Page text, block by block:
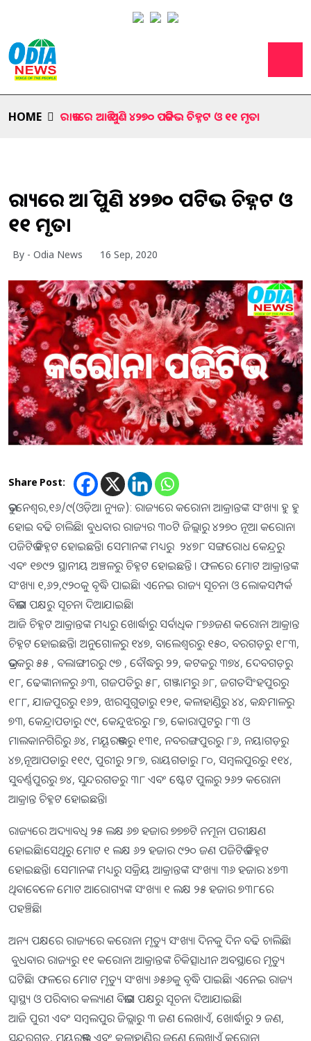
HOME ରାଜ୍ୟରେ ଆଜି ପୁଣି ୪୨୭୦ ପଜିଟିଭ ଚିହ୍ନଟ ଓ ୧୧ ମୃତ।
ରାଜ୍ୟରେ ଆଜି ପୁଣି ୪୨୭୦ ପଜିଟିଭ ଚିହ୍ନଟ ଓ
୧୧ ମୃତ।
By - Odia News 16 Sep, 2020
Share Post:
ଭୁବନେଶ୍ବର,୧୬/୯(ଓଡ଼ିଆ ନ୍ୟୁଜ): ରାଜ୍ୟରେ କରୋନା ଆକ୍ରାନ୍ତଙ୍କ ସଂଖ୍ୟା ହୁ ହୁ
ହୋଇ ବଢି ଚାଲିଛି। ବୁଧବାର ରାଜ୍ୟର ୩୦ଟି ଜିଲ୍ଲାରୁ ୪୨୭୦ ନୂଆ କରୋନା
ପଜିଟିଭ ଚିହ୍ନଟ ହୋଇଛନ୍ତି। ସେମାନଙ୍କ ମଧ୍ୟରୁ ୨୪୭୮ ସଙ୍ଗରୋଧ କେନ୍ଦ୍ରରୁ
ଏବଂ ୧୭୯୨ ସ୍ଥାନୀୟ ଅଞ୍ଚଳରୁ ଚିହ୍ନଟ ହୋଇଛନ୍ତି ​​। ଫଳରେ ମୋଟ ଆକ୍ରାନ୍ତଙ୍କ
ସଂଖ୍ୟା ୧,୬୨,୯୨୦କୁ ବୃଦ୍ଧି ପାଇଛି। ଏନେଇ ରାଜ୍ୟ ସୂଚନା ଓ ଲୋକସମ୍ପର୍କ
ବିଭାଗ ପକ୍ଷରୁ ସୂଚନା ଦିଆଯାଇଛି।
ଆଜି ଚିହ୍ନଟ ଆକ୍ରାନ୍ତଙ୍କ ମଧ୍ୟରୁ ଖୋର୍ଦ୍ଧାରୁ ସର୍ବାଧିକ ୮୭୬ଜଣ କରୋନା ଆକ୍ରାନ୍ତ
ଚିହ୍ନଟ ହୋଇଛନ୍ତି। ଅନୁଗୋଳରୁ ୧୪୭, ବାଲେଶ୍ବରରୁ ୧୫୦, ବରଗଡ଼ରୁ ୧୮୩,
ଭଦ୍ରକରୁ ୫୫ , ବଲାଙ୍ଗୀରରୁ ୯୭ , ବୌଦ୍ଧରୁ ୨୨, କଟକରୁ ୩୭୪, ଦେବଗଡ଼ରୁ
୧୮, ଢେଙ୍କାନାଳରୁ ୬୩, ଗଜପତିରୁ ୫୮, ଗଞ୍ଜାମରୁ ୬୮, ଜଗତସିଂହପୁରରୁ
୧୮୮, ଯାଜପୁରରୁ ୧୬୨, ଝାରସୁଗୁଡାରୁ ୧୨୧, କଳାହାଣ୍ଡିରୁ ୪୪, କନ୍ଧମାଳରୁ
୭୩, କେନ୍ଦ୍ରାପଡାରୁ ୯୯, କେନ୍ଦୁଝରରୁ ୮୭, କୋରାପୁଟରୁ ୮୩ ଓ
ମାଲକାନଗିରିରୁ ୬୪, ମୟୂରଭଞ୍ଜରୁ ୧୩୧, ନବରଙ୍ଗପୁରରୁ ୮୬, ନୟାଗଡ଼ରୁ
୪୭,ନୂଆପଡାରୁ ୧୧୯, ପୁରୀରୁ ୨୮୭, ରାୟଗଡାରୁ ୮୦, ସମ୍ବଲପୁରରୁ ୧୧୪,
ସୁବର୍ଣ୍ଣପୁରରୁ ୭୪, ସୁନ୍ଦରଗଡରୁ ୩୮ ଏବଂ ଷ୍ଟେଟ ପୁଲରୁ ୨୬୨ କରୋନା
ଆକ୍ରାନ୍ତ ଚିହ୍ନଟ ହୋଇଛନ୍ତି।
ରାଜ୍ୟରେ ଅଦ୍ୟାବଧି ୨୫ ଲକ୍ଷ ୬୭ ହଜାର ୭୭୭ଟି ନମୂନା ପରୀକ୍ଷଣ
ହୋଇଛି।ସେଥିରୁ ମୋଟ ୧ ଲକ୍ଷ ୬୨ ହଜାର ୯୨୦ ଜଣ ପଜିଟିଭ ଚିହ୍ନଟ
ହୋଇଛନ୍ତି। ସେମାନଙ୍କ ମଧ୍ୟରୁ ସକ୍ରିୟ ଆକ୍ରାନ୍ତଙ୍କ ସଂଖ୍ୟା ୩୬ ହଜାର ୪୭୩
ଥିବା​​‌ବେଳେ ମୋଟ ଆରୋଗ୍ୟଙ୍କ ସଂଖ୍ୟା ୧ ଲକ୍ଷ ୨୫ ହଜାର ୭୩୮ରେ
ପହଞ୍ଚିଛି।
ଅନ୍ୟ ପକ୍ଷରେ ରାଜ୍ୟରେ କରୋନା ମୃତ୍ୟୁ ସଂଖ୍ୟା ଦିନକୁ ଦିନ ବଢି ଚାଲିଛି।
ବୁଧବାର ରାଜ୍ୟରୁ ୧୧ କରୋନା ଆକ୍ରାନ୍ତଙ୍କ ଚିକିତ୍ସାଧୀନ ଅବସ୍ଥାରେ ମୃତ୍ୟୁ
ଘଟିଛି। ଫଳରେ ମୋଟ ମୃତ୍ୟୁ ସଂଖ୍ୟା ୬୫୬କୁ ବୃଦ୍ଧି ପାଇଛି। ଏନେଇ ରାଜ୍ୟ
ସ୍ବାସ୍ଥ୍ୟ ଓ ପରିବାର କଲ୍ୟାଣ ବିଭାଗ ପକ୍ଷରୁ ସୂଚନା ଦିଆଯାଇଛି।
ଆଜି ପୁରୀ ଏବଂ ସମ୍ବଲପୁର ଜିଲ୍ଲାରୁ ୩ ଜଣ ଲେଖାଏଁ, ଖୋର୍ଦ୍ଧାରୁ ୨ ଜଣ,
ସୁନ୍ଦରଗଡ, ମୟୁରଭଞ୍ଜ ଏବଂ କଳାହାଣ୍ଡିରୁ ଜଣେ ଲେଖାଏଁ କରୋନା